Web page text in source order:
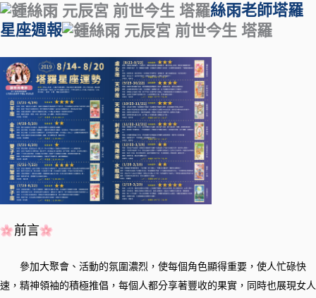
絲雨老師塔羅
星座週報
前言
參加大聚會、活動的氛圍濃烈，使每個角色顯得重要，使人忙碌快
速，精神領袖的積極推倡，每個人都分享著豐收的果實，同時也展現女人